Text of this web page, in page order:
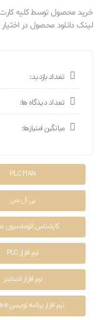
خرید محصول توسط کلیه
لینک دانلود محصول در
تعداد بازدید:
تعداد دیدگاه ها:
میانگین امتیازها:
PLC MAN
پی ال سی
کارشناس اتوماسیون
نرم افزار PLC
نرم افزار اشنایدر
نرم افزار برنامه نویسی PacDrive